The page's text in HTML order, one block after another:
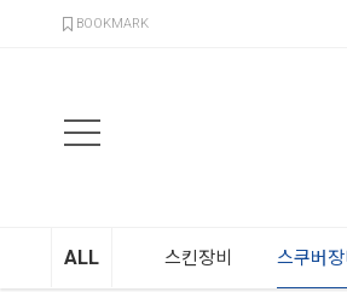
BOOKMARK
ALL 스킨장비 스쿠버장